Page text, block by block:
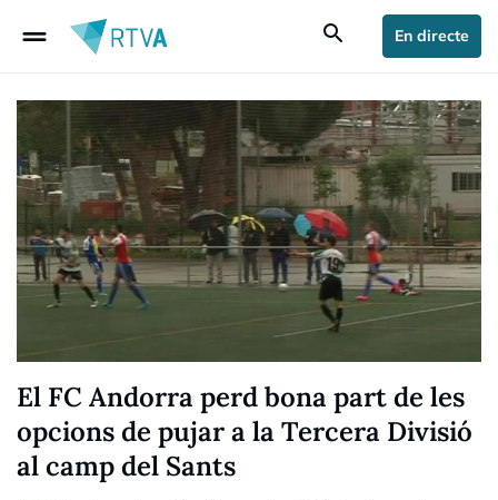
drag_handle search En directe
El FC Andorra perd bona part de les
opcions de pujar a la Tercera Divisió
al camp del Sants